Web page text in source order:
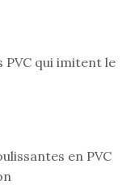
PVC qui imitent le
en PVC